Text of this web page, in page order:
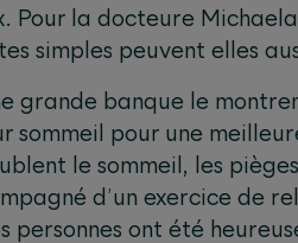
Pour la docteure
simples peuvent elles
grande banque le
pour une
le sommeil, les
d’un exercice de
personnes ont été